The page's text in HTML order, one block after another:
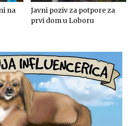
na
Javni poziv za potpore za
prvi dom u Loboru